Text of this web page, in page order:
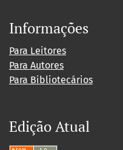
Informações
Para Leitores
Para Autores
Para Bibliotecários
Edição Atual